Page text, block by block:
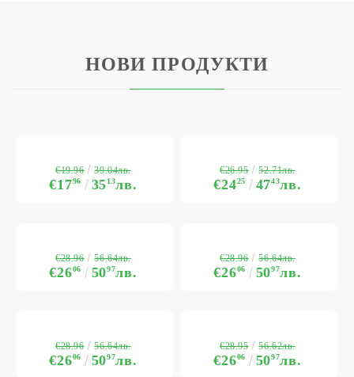
НОВИ ПРОДУКТИ
€1796 3513лв.
€19.96 39.04лв.
€2425 4743лв.
€26.95 52.71лв.
€2606 5097лв.
€28.96 56.64лв.
€2606 5097лв.
€28.96 56.64лв.
€2606 5097лв.
€28.96 56.64лв.
€2606 5097лв.
€28.95 56.62лв.